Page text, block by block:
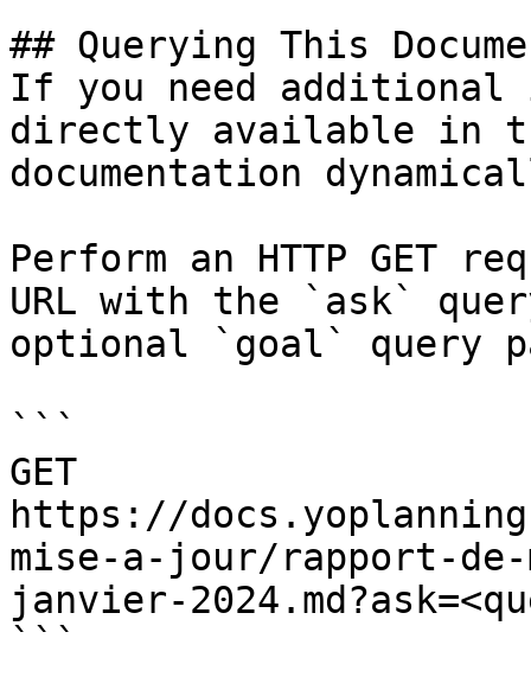
## Querying This
If you need
directly available in
documentation
Perform an HTTP GET
URL with the `ask`
optional `goal` query
```
GET
https://
mise-a-jour/rapport-
janvier-
```